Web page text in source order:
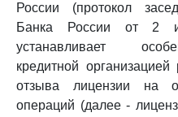
России (протокол
Банка России от 2
устанавливает
кредитной
отзыва лицензии на
операций (далее -